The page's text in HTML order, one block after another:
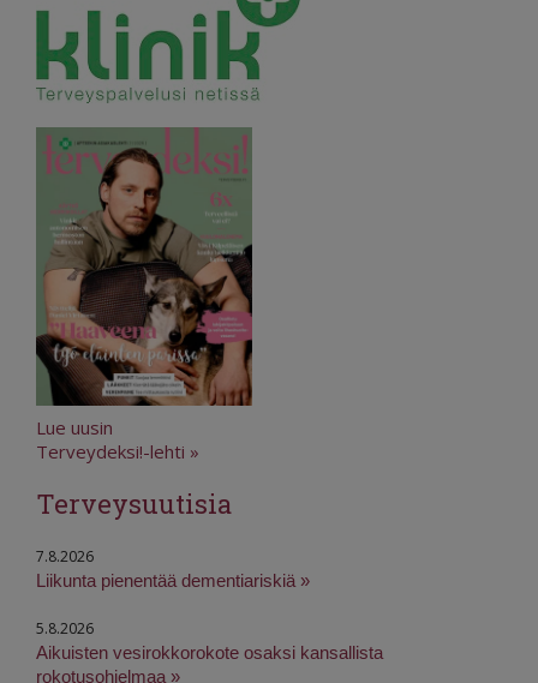
Lue uusin
Terveydeksi!-lehti »
Terveysuutisia
7.8.2026
Liikunta pienentää dementiariskiä »
5.8.2026
Aikuisten vesirokkorokote osaksi kansallista
rokotusohjelmaa »